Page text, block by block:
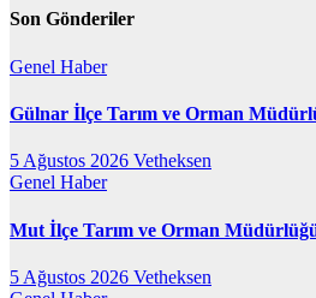
Son Gönderiler
Genel Haber
Gülnar İlçe Tarım ve Orman
5 Ağustos 2026 Vetheksen
Genel Haber
Mut İlçe Tarım ve Orman
5 Ağustos 2026 Vetheksen